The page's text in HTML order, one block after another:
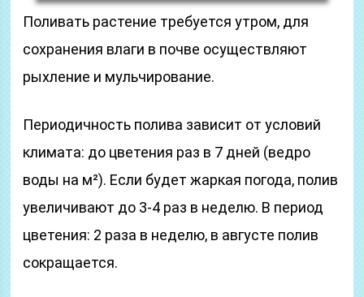
Поливать растение требуется утром, для
сохранения влаги в почве осуществляют
рыхление и мульчирование.
Периодичность полива зависит от условий
климата: до цветения раз в 7 дней (ведро
воды на м²). Если будет жаркая погода, полив
увеличивают до 3-4 раз в неделю. В период
цветения: 2 раза в неделю, в августе полив
сокращается.